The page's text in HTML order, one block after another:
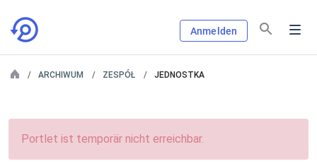
Anmelden
ARCHIWUM ZESPÓŁ JEDNOSTKA
Portlet ist temporär nicht erreichbar.